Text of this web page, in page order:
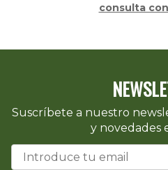
consulta
Suscríbete a nuestro
y novedades